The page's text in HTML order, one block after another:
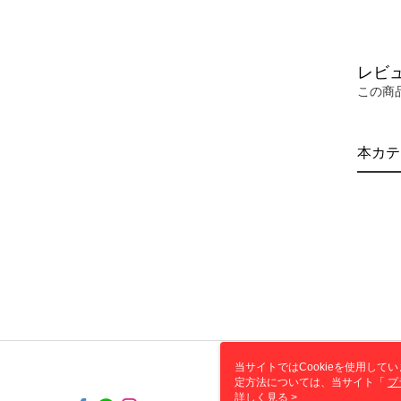
レビ
この商
本カ
当サイトではCookieを使用して
定方法については、当サイト「 プ
き使用される場合、当社がサイ
詳しく見る >